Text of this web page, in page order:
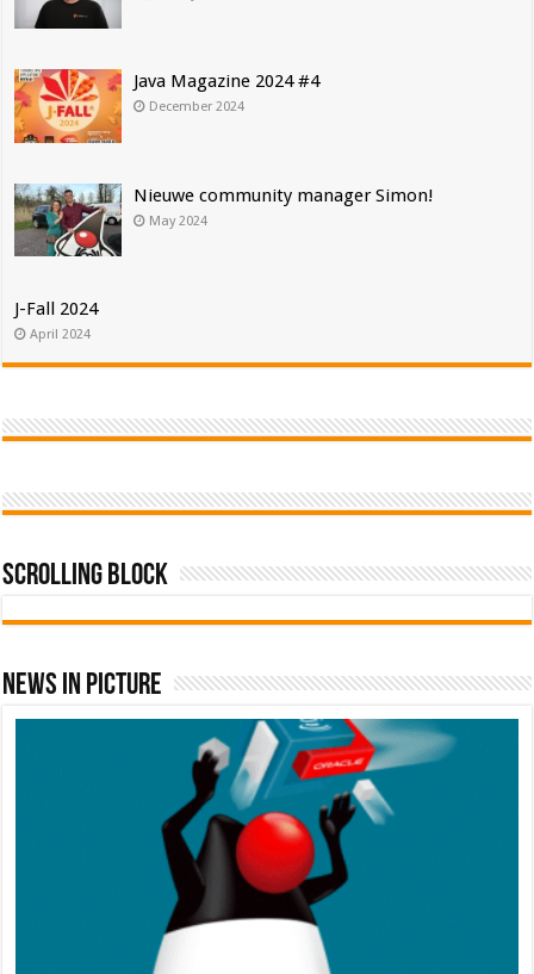
Java Magazine 2024 #4
December 2024
Nieuwe community manager Simon!
May 2024
J-Fall 2024
April 2024
Scrolling Block
News In Picture